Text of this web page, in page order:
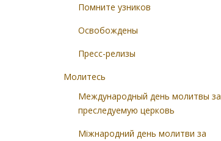
Помните узников
Освобождены
Пресс-релизы
Молитесь
Международный день молитвы за
преследуемую церковь
Міжнародний день молитви за